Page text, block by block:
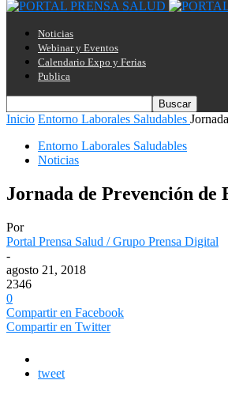
Noticias
Webinar y Eventos
Calendario Expo y Ferias
Publica
Inicio Entorno Laborales Saludables
Entorno Laborales Saludables
Noticias
Jornada de Prevención de
Por
Portal Prensa Salud / Grupo Prensa Digital
-
agosto 21, 2018
2346
0
Compartir en Facebook
Compartir en Twitter
tweet